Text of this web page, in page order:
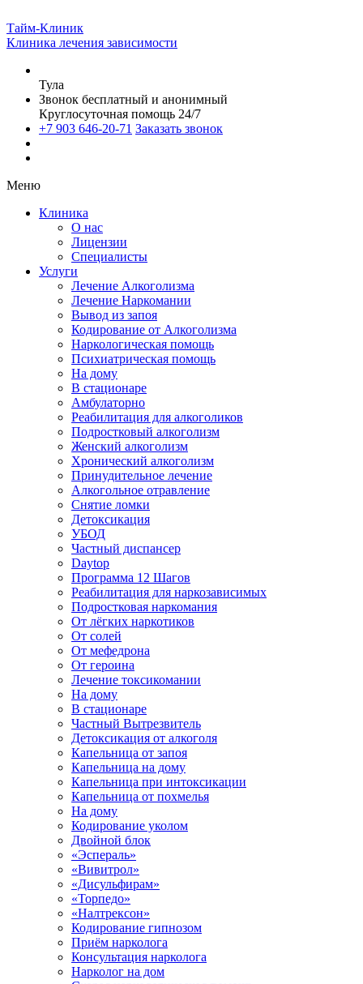
Тайм-Клиник
Клиника лечения зависимости
Тула
Звонок бесплатный и анонимный
Круглосуточная помощь 24/7
+7 903 646-20-71 Заказать звонок
Меню
Клиника
О нас
Лицензии
Специалисты
Услуги
Лечение Алкоголизма
Лечение Наркомании
Вывод из запоя
Кодирование от Алкоголизма
Наркологическая помощь
Психиатрическая помощь
На дому
В стационаре
Амбулаторно
Реабилитация для алкоголиков
Подростковый алкоголизм
Женский алкоголизм
Хронический алкоголизм
Принудительное лечение
Алкогольное отравление
Снятие ломки
Детоксикация
УБОД
Частный диспансер
Daytop
Программа 12 Шагов
Реабилитация для наркозависимых
Подростковая наркомания
От лёгких наркотиков
От солей
От мефедрона
От героина
Лечение токсикомании
На дому
В стационаре
Частный Вытрезвитель
Детоксикация от алкоголя
Капельница от запоя
Капельница на дому
Капельница при интоксикации
Капельница от похмелья
На дому
Кодирование уколом
Двойной блок
«Эспераль»
«Вивитрол»
«Дисульфирам»
«Торпедо»
«Налтрексон»
Кодирование гипнозом
Приём нарколога
Консультация нарколога
Нарколог на дом